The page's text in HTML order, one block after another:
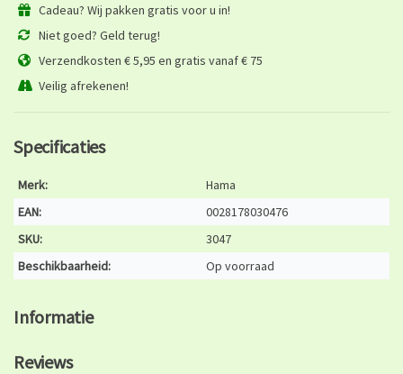
Cadeau? Wij pakken gratis voor u in!
Niet goed? Geld terug!
Verzendkosten € 5,95 en gratis vanaf € 75
Veilig afrekenen!
Specificaties
Merk:
Hama
EAN:
0028178030476
SKU:
3047
Beschikbaarheid:
Op voorraad
Informatie
Reviews